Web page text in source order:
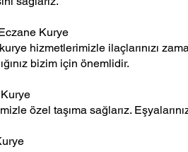
Kurye
hizmetlerimizle ilaçlarınızı
bizim için önemlidir.
özel taşıma sağlarız.